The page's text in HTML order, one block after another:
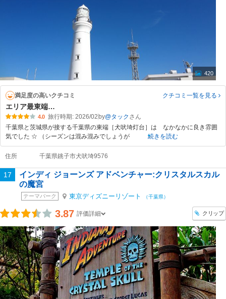
420
満足度の高いクチコミ クチコミ一覧を見る
エリア最東端…
4.0 旅行時期: 2026/02by@タック
千葉県と茨城県が接する千葉県の東端［犬吠埼灯台］は なかなかに良き雰囲
気でした ☆ （シーズンは混み混みでしょうが
続きを読む
住所 千葉県銚子市犬吠埼9576
17
インディ ジョーンズ アドベンチャー:クリスタルスカル
の魔宮
テーマパーク 東京ディズニーリゾート （千葉県）
3.87 評価詳細 クリップ